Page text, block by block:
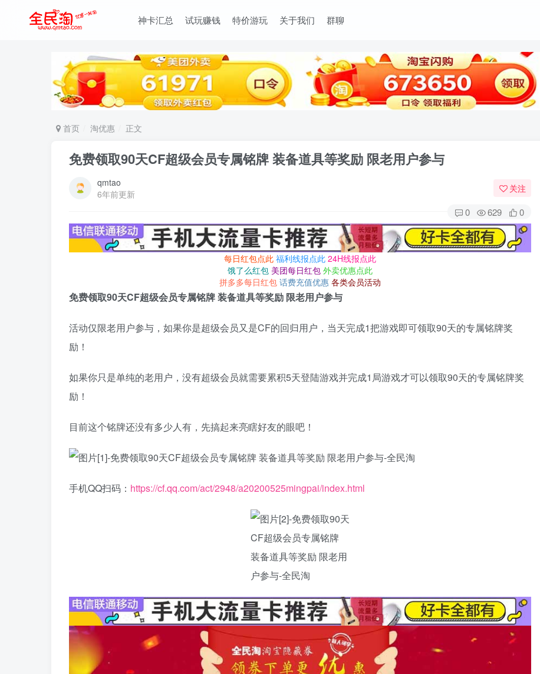
神卡汇总 试玩赚钱 特价游玩 关于我们 群聊
首页 淘优惠 正文
免费领取90天CF超级会员专属铭牌 装备道具等奖励 限老用户参与
qmtao
6年前更新
关注
0 629 0
每日红包点此 福利线报点此 24H线报点此
饿了么红包 美团每日红包 外卖优惠点此
拼多多每日红包 话费充值优惠 各类会员活动
免费领取90天CF超级会员专属铭牌 装备道具等奖励 限老用户参与
活动仅限老用户参与，如果你是超级会员又是CF的回归用户，当天完成1把游戏即可领取90天的专属铭牌奖
励！
如果你只是单纯的老用户，没有超级会员就需要累积5天登陆游戏并完成1局游戏才可以领取90天的专属铭牌奖
励！
目前这个铭牌还没有多少人有，先搞起来亮瞎好友的眼吧！
手机QQ扫码： https://cf.qq.com/act/2948/a20200525mingpai/index.html